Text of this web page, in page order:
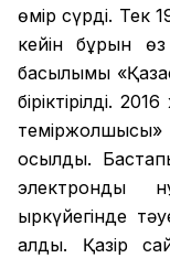
өмір сүрді. Тек
кейін бұрын
басылымы
біріктірілді.
теміржолшысы»
қосылды.
электронды
қыркүйегінде
алды. Қазір